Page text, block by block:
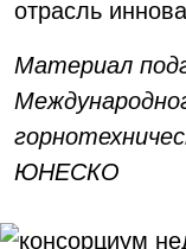
отрасль
Материал
ЮНЕСКО